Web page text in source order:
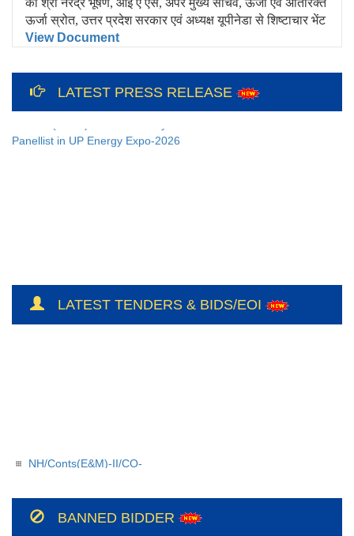
की श्री नरेंद्र भूषण, आई ए एस, अपर मुख्य सचिव, ऊर्जा एवं अतिरिक्त
ऊर्जा स्रोत, उत्तर प्रदेश सरकार एवं अध्यक्ष यूपीनेडा से शिष्टाचार भेंट
View Document
LATEST PRESS RELEASE
at Bundelkhand Solar Energy Limited and
Panellist in UP Energy Expo-2026
LATEST TENDERS & BIDS/EOI
NH/Conts(E&M)-II/CO-
208/BSUL/PR/JSP/2026-27
BANNED BIDDER